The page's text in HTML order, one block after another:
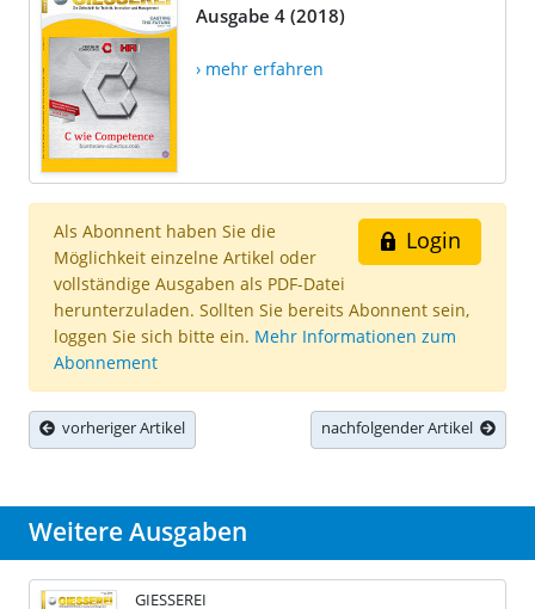
Ausgabe 4 (2018)
› mehr erfahren
Login
Als Abonnent haben Sie die
Möglichkeit einzelne Artikel oder
vollständige Ausgaben als PDF-Datei
herunterzuladen. Sollten Sie bereits Abonnent sein,
loggen Sie sich bitte ein. Mehr Informationen zum
Abonnement
vorheriger Artikel nachfolgender Artikel
Weitere Ausgaben
GIESSEREI